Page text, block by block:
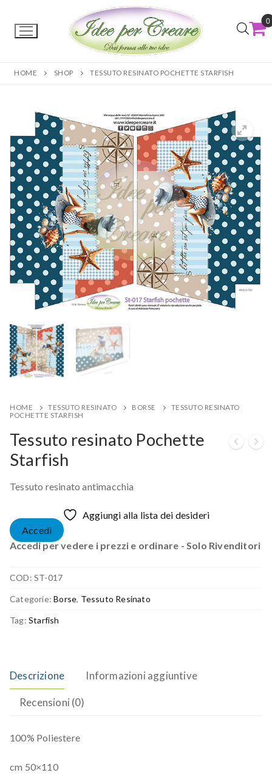
0
HOME SHOP TESSUTO RESINATO POCHETTE STARFISH
HOME TESSUTO RESINATO BORSE
TESSUTO RESINATO
POCHETTE STARFISH
Tessuto resinato Pochette
Starfish
Tessuto resinato antimacchia
Aggiungi alla lista dei desideri
Accedi
Accedi per vedere i prezzi e ordinare - Solo Rivenditori
COD: ST-017
Categorie:Borse, Tessuto Resinato
Tag: Starfish
Descrizione Informazioni aggiuntive
Recensioni (0)
100% Poliestere
cm 50×110